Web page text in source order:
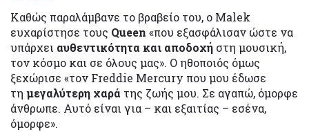
Καθώς παραλάμβανε το βραβείο του, ο Malek
ευχαρίστησε τους Queen «που εξασφάλισαν ώστε να
υπάρχει αυθεντικότητα και αποδοχή στη μουσική,
τον κόσμο και σε όλους μας». Ο ηθοποιός όμως
ξεχώρισε «τον Freddie Mercury που μου έδωσε
τη μεγαλύτερη χαρά της ζωής μου. Σε αγαπώ, όμορφε
άνθρωπε. Αυτό είναι για – και εξαιτίας – εσένα,
όμορφε».